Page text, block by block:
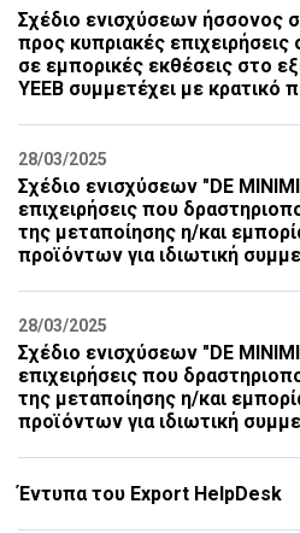
Σχέδιο ενισχύσεων ήσσονος
προς κυπριακές
σε εμπορικές εκθέσεις στο
ΥΕΕΒ συμμετέχει με κρατικό
28/03/2025
Σχέδιο ενισχύσεων "DE
επιχειρήσεις που
της μεταποίησης η/και
προϊόντων για ιδιωτική
28/03/2025
Σχέδιο ενισχύσεων "DE
επιχειρήσεις που
της μεταποίησης η/και
προϊόντων για ιδιωτική
Έντυπα του Export HelpDesk